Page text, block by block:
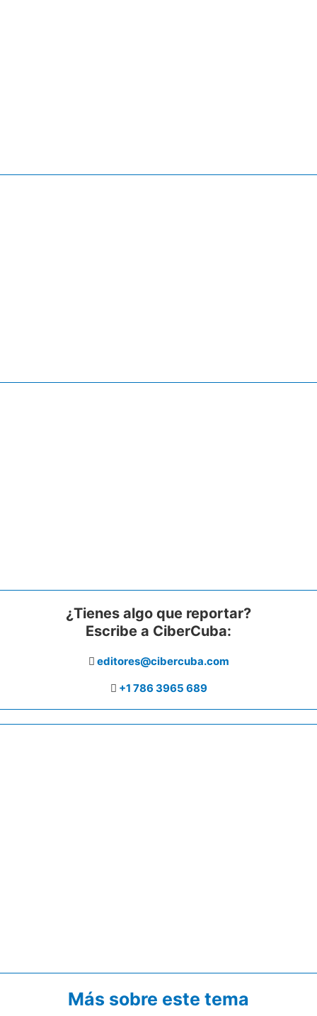
¿Tienes algo que reportar?
Escribe a CiberCuba:
editores@cibercuba.com
+1 786 3965 689
Más sobre este tema